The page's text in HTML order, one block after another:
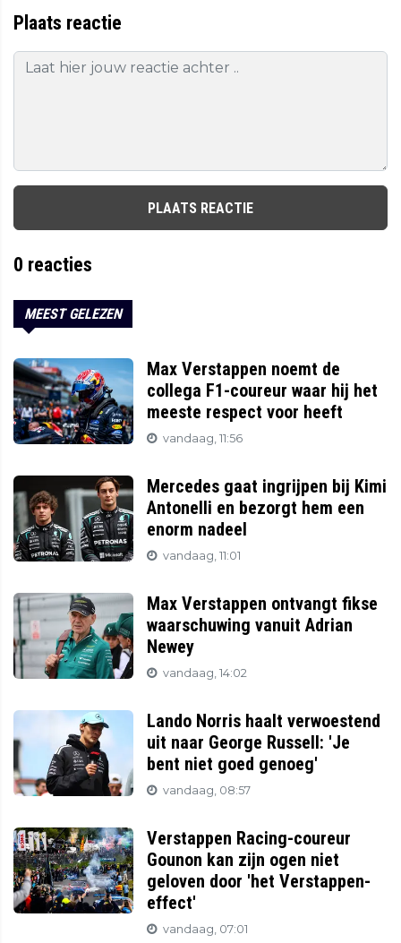
Plaats reactie
PLAATS REACTIE
0 reacties
MEEST GELEZEN
Max Verstappen noemt de
collega F1-coureur waar hij het
meeste respect voor heeft
vandaag, 11:56
Mercedes gaat ingrijpen bij Kimi
Antonelli en bezorgt hem een
enorm nadeel
vandaag, 11:01
Max Verstappen ontvangt fikse
waarschuwing vanuit Adrian
Newey
vandaag, 14:02
Lando Norris haalt verwoestend
uit naar George Russell: 'Je
bent niet goed genoeg'
vandaag, 08:57
Verstappen Racing-coureur
Gounon kan zijn ogen niet
geloven door 'het Verstappen-
effect'
vandaag, 07:01